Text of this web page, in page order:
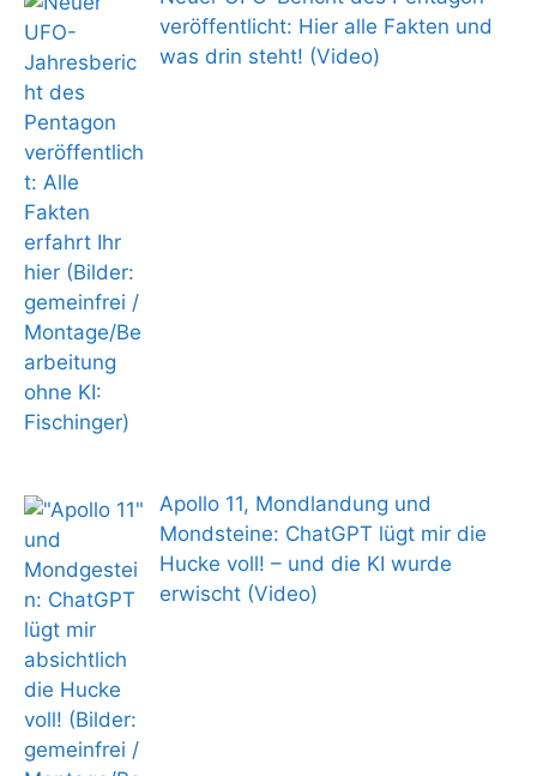
veröffentlicht: Hier alle Fakten und
was drin steht! (Video)
Apollo 11, Mondlandung und
Mondsteine: ChatGPT lügt mir die
Hucke voll! – und die KI wurde
erwischt (Video)